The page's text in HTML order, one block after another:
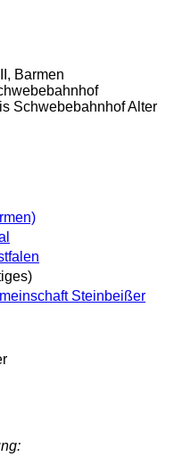
Barmen
Schwebebahnhof Alter
Steinbeißer